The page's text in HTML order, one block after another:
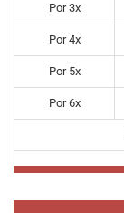
Por3x
Por4x
Por 5x
Por6x